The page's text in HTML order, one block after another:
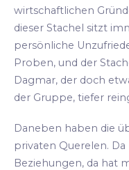
wirtschaftlichen
dieser Stachel sitzt
persönliche
Proben, und der
Dagmar, der doch
der Gruppe, tiefer
Daneben haben die
privaten Querelen.
Beziehungen, da hat